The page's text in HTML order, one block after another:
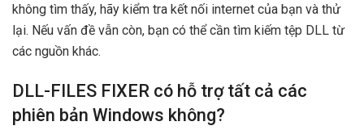
không tìm thấy, hãy kiểm tra kết nối internet của bạn và thử
lại. Nếu vấn đề vẫn còn, bạn có thể cần tìm kiếm tệp DLL từ
các nguồn khác.
DLL-FILES FIXER có hỗ trợ tất cả các
phiên bản Windows không?